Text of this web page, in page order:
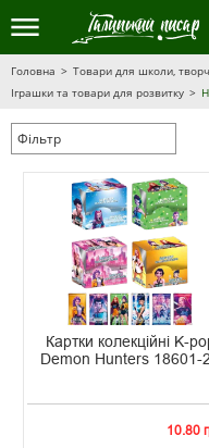
Головна
Товари для школи,
Іграшки та товари для розвитку
Фільтр
Картки колекційні K-
Demon Hunters 18601-
10.80